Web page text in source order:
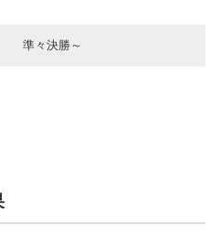
準々決勝～
作陽
徳島市立
東福岡
富山第一